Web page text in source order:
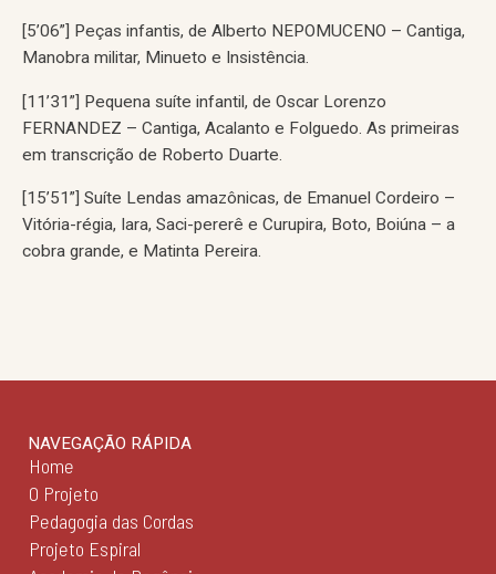
[5’06”] Peças infantis, de Alberto NEPOMUCENO – Cantiga,
Manobra militar, Minueto e Insistência.
[11’31”] Pequena suíte infantil, de Oscar Lorenzo
FERNANDEZ – Cantiga, Acalanto e Folguedo. As primeiras
em transcrição de Roberto Duarte.
[15’51”] Suíte Lendas amazônicas, de Emanuel Cordeiro –
Vitória-régia, Iara, Saci-pererê e Curupira, Boto, Boiúna – a
cobra grande, e Matinta Pereira.
NAVEGAÇÃO RÁPIDA
Home
O Projeto
Pedagogia das Cordas
Projeto Espiral